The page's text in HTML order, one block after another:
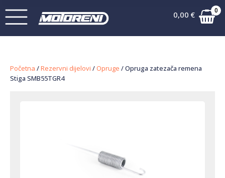
0,00 € 0
Početna /Rezervni dijelovi / Opruge / Opruga zatezača remena
Stiga SMB55TGR4